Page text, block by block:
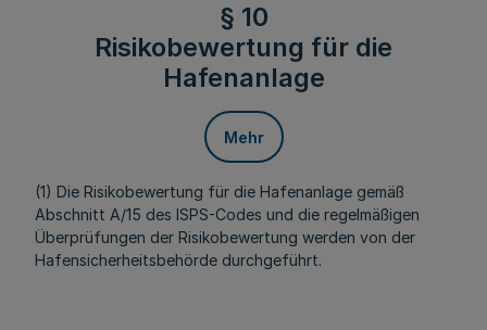
§ 10
Risikobewertung für die
Hafenanlage
Mehr
(1) Die Risikobewertung für die Hafenanlage gemäß
Abschnitt A/15 des ISPS-Codes und die regelmäßigen
Überprüfungen der Risikobewertung werden von der
Hafensicherheitsbehörde durchgeführt.